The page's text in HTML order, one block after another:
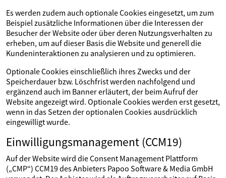
Es werden zudem auch optionale Cookies eingesetzt, um zum
Beispiel zusätzliche Informationen über die Interessen der
Besucher der Website oder über deren Nutzungsverhalten zu
erheben, um auf dieser Basis die Website und generell die
Kundeninteraktionen zu analysieren und zu optimieren.
Optionale Cookies einschließlich ihres Zwecks und der
Speicherdauer bzw. Löschfrist werden nachfolgend und
ergänzend auch im Banner erläutert, der beim Aufruf der
Website angezeigt wird. Optionale Cookies werden erst gesetzt,
wenn in das Setzen der optionalen Cookies ausdrücklich
eingewilligt wurde.
Einwilligungsmanagement (CCM19)
Auf der Website wird die Consent Management Plattform
(„CMP“) CCM19 des Anbieters Papoo Software & Media GmbH